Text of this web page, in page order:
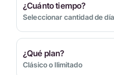
¿Cuánto tiempo?
Seleccionar cantidad de
¿Qué plan?
Clásico o Ilimitado